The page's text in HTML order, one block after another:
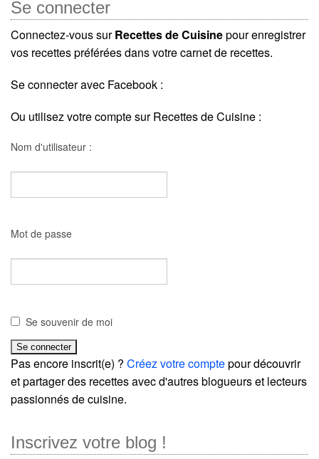
Se connecter
Connectez-vous surRecettes de Cuisinepour enregistrer
vos recettes préférées dans votre carnet de recettes.
Se connecter avec Facebook :
Ou utilisez votre compte sur Recettes de Cuisine :
Nom d'utilisateur :
Mot de passe
Se souvenir de moi
Pas encore inscrit(e) ? Créez votre comptepour découvrir
et partager des recettes avec d'autres blogueurs et lecteurs
passionnés de cuisine.
Inscrivez votre blog !